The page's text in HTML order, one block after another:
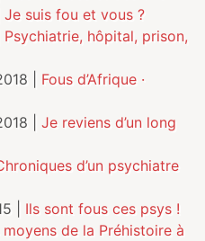
Je suis fou et vous ?
Psychiatrie, hôpital, prison,
| Fous d’Afrique ·
| Je reviens d’un long
d’un psychiatre
| Ils sont fous ces psys !
de la Préhistoire à